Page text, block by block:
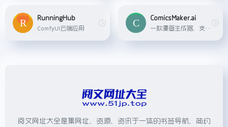
RunningHub
ComfyUI云端应用
ComicsMaker.ai
一款漫画生成器，支持文字转图片，还能以图生图，功能非常的多。还可以局部修复和训练一个角色，同时它也支持一个自定义的漫画布局，操作上同样也是非常简单
阅文网址大全是集网址、资源、资讯于一体的书签导航，简约